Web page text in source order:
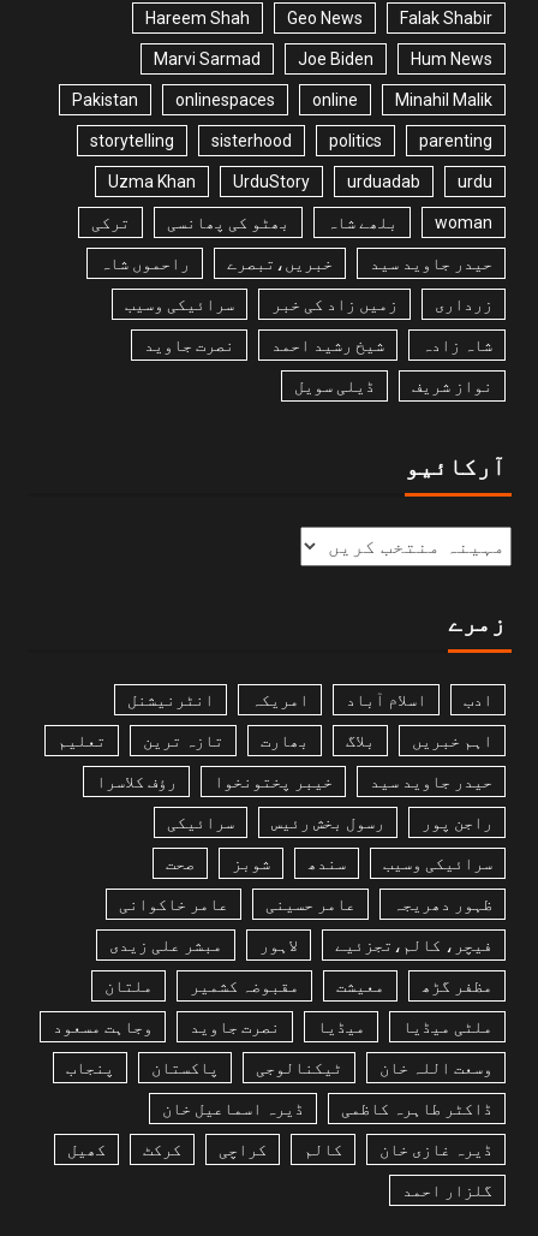
Falak Shabir
Geo News
Hareem Shah
Hum News
Joe Biden
Marvi Sarmad
Minahil Malik
online
onlinespaces
Pakistan
parenting
politics
sisterhood
storytelling
urdu
urduadab
UrduStory
Uzma Khan
woman بلھے شاہ بھٹو کی پھانسی ترکی
حیدر جاوید سید خبریں،تبصرے راحموں شاہ
زرداری زمیں زاد کی خبر سرائیکی وسیب
شاہ زادہ شیخ رشید احمد نصرت جاوید
نواز شریف ڈیلی سویل
آرکائیو
زمرے
ادب اسلام آباد امریکہ انٹرنیشنل
اہم خبریں بلاگ بھارت تازہ ترین تعلیم
حیدر جاوید سید خیبر پختونخوا رؤف کلاسرا
راجن پور رسول بخش رئیس سرائیکی
سرائیکی وسیب سندھ شوبز صحت
ظہور دھریجہ عامر حسینی عامر خاکوانی
فیچر، کالم،تجزئیے لاہور مبشر علی زیدی
مظفر گڑھ معیشت مقبوضہ کشمیر ملتان
ملٹی میڈیا میڈیا نصرت جاوید وجاہت مسعود
وسعت اللہ خان ٹیکنالوجی پاکستان پنجاب
ڈاکٹر طاہرہ کاظمی ڈیرہ اسماعیل خان
ڈیرہ غازی خان کالم کراچی کرکٹ کھیل
گلزار احمد